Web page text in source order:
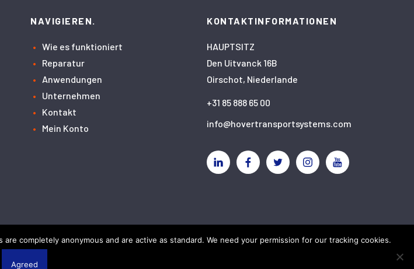
NAVIGIEREN.
Wie es funktioniert
Reparatur
Anwendungen
Unternehmen
Kontakt
Mein Konto
KONTAKTINFORMATIONEN
HAUPTSITZ
Den Uitvanck 16B
Oirschot, Niederlande
+31 85 888 65 00
info@hovertransportsystems.com
LinkedinFacebookTwitterInstagramYouTube
completely anonymous and are active as standard. We need your permission for our tracking cookies.
Agreed